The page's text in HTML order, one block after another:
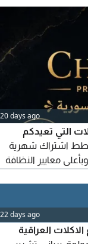
20 days ago
التي تعيدكم
خطط اشتراك شهرية
معايير النظافة
بالاضافة الى
للاستفسار
22 days ago
العراقية